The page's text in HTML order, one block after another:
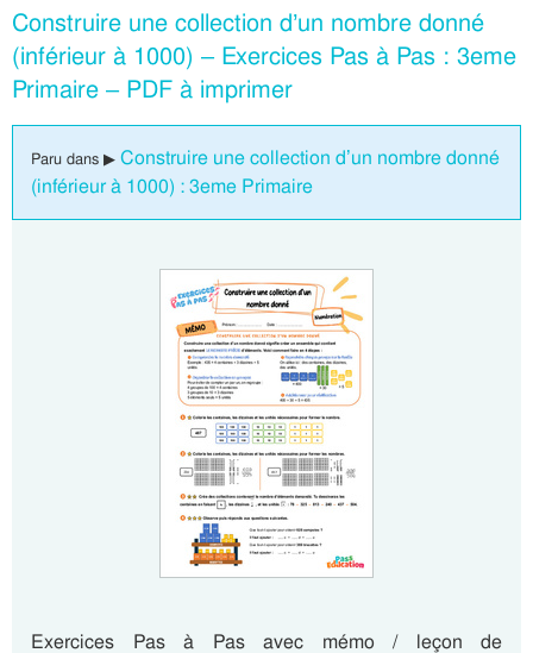
Construire une collection d’un nombre donné
(inférieur à 1000) – Exercices Pas à Pas : 3eme
Primaire – PDF à imprimer
Paru dans ▶ Construire une collection d’un nombre donné
(inférieur à 1000) : 3eme Primaire
Exercices Pas à Pas avec mémo / leçon de